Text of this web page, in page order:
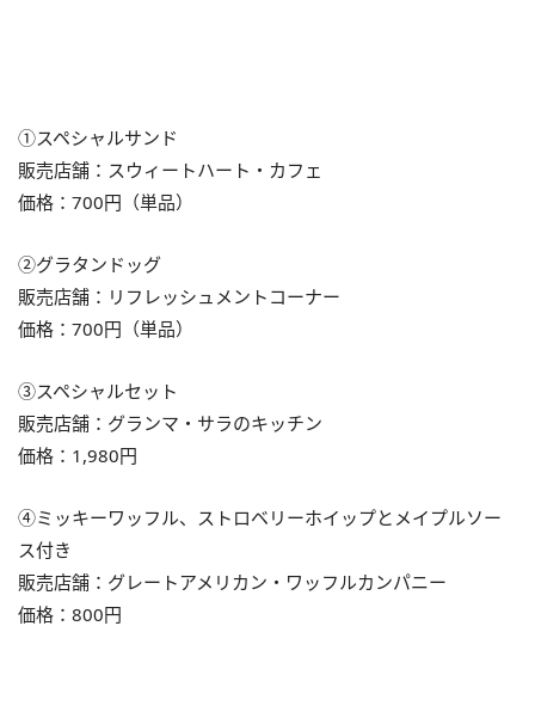
①スペシャルサンド
販売店舗：スウィートハート・カフェ
価格：700円（単品）
②グラタンドッグ
販売店舗：リフレッシュメントコーナー
価格：700円（単品）
③スペシャルセット
販売店舗：グランマ・サラのキッチン
価格：1,980円
④ミッキーワッフル、ストロベリーホイップとメイプルソー
ス付き
販売店舗：グレートアメリカン・ワッフルカンパニー
価格：800円